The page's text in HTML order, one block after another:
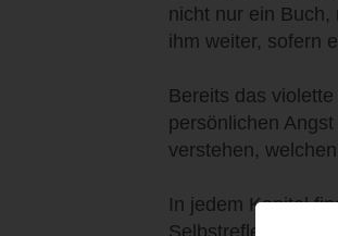
nicht nur ein
ihm weiter, sofern
Bereits das
persönlichen
verstehen,
In jedem Kapitel